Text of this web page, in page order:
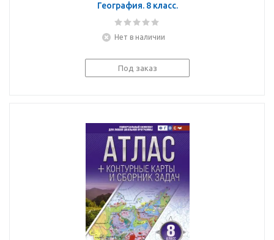
География. 8 класс.
Природа. Население.
заданиями. ФГОС
Нет в наличии
Под заказ